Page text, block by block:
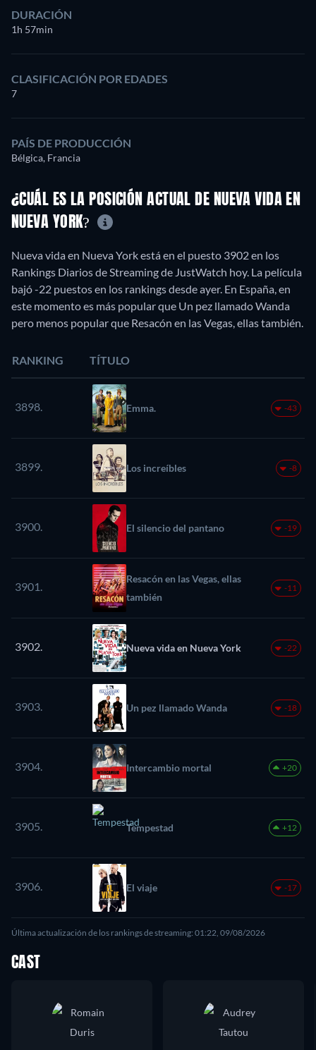
DURACIÓN
1h 57min
CLASIFICACIÓN POR EDADES
7
PAÍS DE PRODUCCIÓN
Bélgica, Francia
¿CUÁL ES LA POSICIÓN ACTUAL DE NUEVA VIDA EN
NUEVA YORK?
Nueva vida en Nueva York está en el puesto 3902 en los
Rankings Diarios de Streaming de JustWatch hoy. La película
bajó -22 puestos en los rankings desde ayer. En España, en
este momento es más popular que Un pez llamado Wanda
pero menos popular que Resacón en las Vegas, ellas también.
RANKING TÍTULO
3898. Emma. -43
3899. Los increíbles -8
3900. El silencio del pantano -19
3901.
Resacón en las Vegas, ellas
también
-11
3902. Nueva vida en Nueva York -22
3903. Un pez llamado Wanda -18
3904. Intercambio mortal +20
3905. Tempestad +12
3906. El viaje -17
Última actualización de los rankings de streaming: 01:22, 09/08/2026
CAST